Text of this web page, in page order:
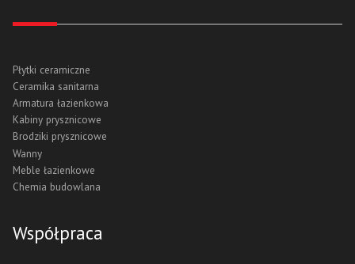
Płytki ceramiczne
Ceramika sanitarna
Armatura łazienkowa
Kabiny prysznicowe
Brodziki prysznicowe
Wanny
Meble łazienkowe
Chemia budowlana
Współpraca